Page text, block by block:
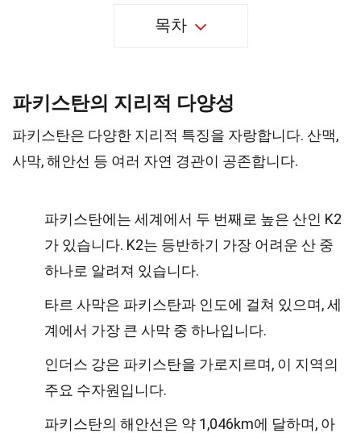
목차
파키스탄의 지리적 다양성
파키스탄은 다양한 지리적 특징을 자랑합니다. 산맥,
사막, 해안선 등 여러 자연 경관이 공존합니다.
파키스탄에는 세계에서 두 번째로 높은 산인 K2
가 있습니다. K2는 등반하기 가장 어려운 산 중
하나로 알려져 있습니다.
타르 사막은 파키스탄과 인도에 걸쳐 있으며, 세
계에서 가장 큰 사막 중 하나입니다.
인더스 강은 파키스탄을 가로지르며, 이 지역의
주요 수자원입니다.
파키스탄의 해안선은 약 1,046km에 달하며, 아